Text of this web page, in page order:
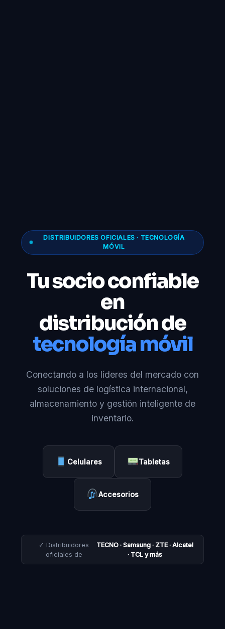
DISTRIBUIDORES OFICIALES · TECNOLOGÍA
MÓVIL
Tu socio confiable
en
distribución de
tecnología móvil
Conectando a los líderes del mercado con
soluciones de logística internacional,
almacenamiento y gestión inteligente de
inventario.
Celulares Tabletas
Accesorios
✓ Distribuidores
oficiales de
TECNO · Samsung · ZTE · Alcatel
· TCL y más